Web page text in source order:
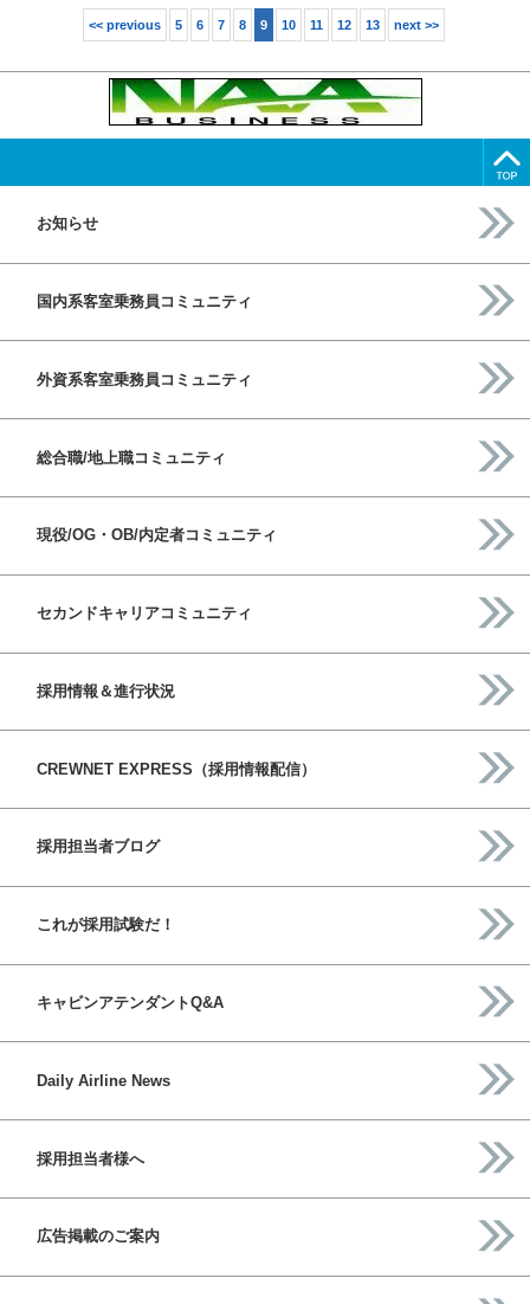
<< previous 5 6 7 8 9 10 11 12 13 next >>
お知らせ
国内系客室乗務員コミュニティ
外資系客室乗務員コミュニティ
総合職/地上職コミュニティ
現役/OG・OB/内定者コミュニティ
セカンドキャリアコミュニティ
採用情報＆進行状況
CREWNET EXPRESS（採用情報配信）
採用担当者ブログ
これが採用試験だ！
キャビンアテンダントQ&A
Daily Airline News
採用担当者様へ
広告掲載のご案内